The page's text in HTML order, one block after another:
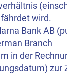
wird.
Bank AB
Branch
in der
zur